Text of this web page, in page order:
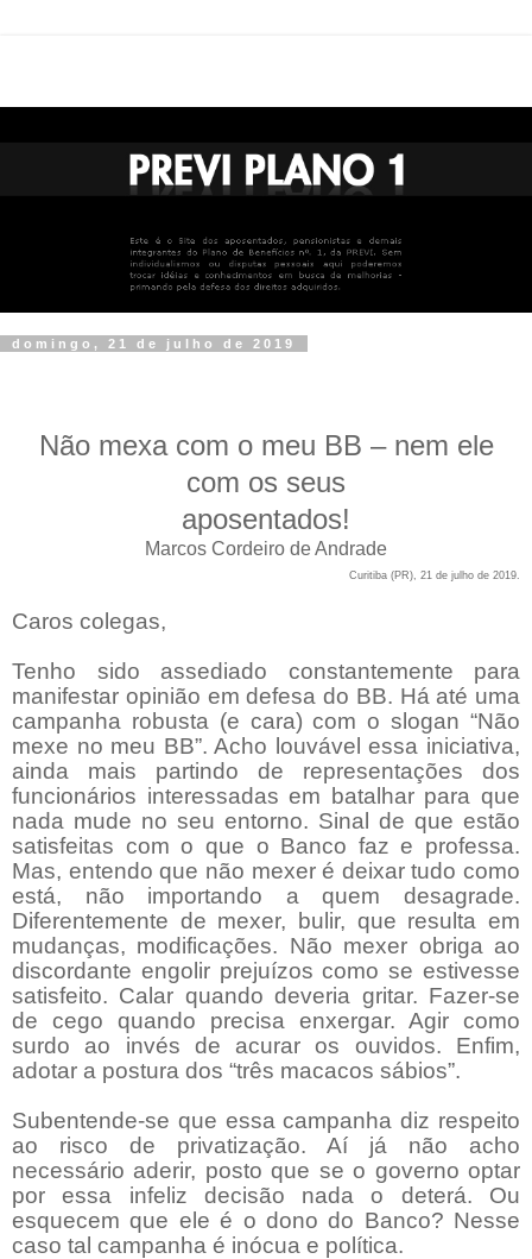
domingo, 21 de julho de 2019
Não mexa com o meu BB – nem ele
com os seus
aposentados!
Marcos Cordeiro de Andrade
Curitiba (PR), 21 de julho de 2019.
Caros colegas,
Tenho sido assediado constantemente para
manifestar opinião em defesa do BB. Há até uma
campanha robusta (e cara) com o slogan “Não
mexe no meu BB”. Acho louvável essa iniciativa,
ainda mais partindo de representações dos
funcionários interessadas em batalhar para que
nada mude no seu entorno. Sinal de que estão
satisfeitas com o que o Banco faz e professa.
Mas, entendo que não mexer é deixar tudo como
está, não importando a quem desagrade.
Diferentemente de mexer, bulir, que resulta em
mudanças, modificações. Não mexer obriga ao
discordante engolir prejuízos como se estivesse
satisfeito. Calar quando deveria gritar. Fazer-se
de cego quando precisa enxergar. Agir como
surdo ao invés de acurar os ouvidos. Enfim,
adotar a postura dos “três macacos sábios”.
Subentende-se que essa campanha diz respeito
ao risco de privatização. Aí já não acho
necessário aderir, posto que se o governo optar
por essa infeliz decisão nada o deterá. Ou
esquecem que ele é o dono do Banco? Nesse
caso tal campanha é inócua e política.